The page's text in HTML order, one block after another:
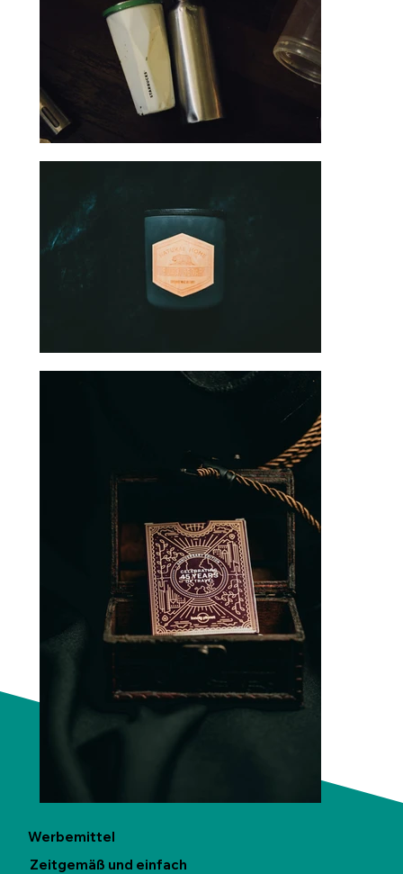
Werbemittel
Zeitgemäß und einfach